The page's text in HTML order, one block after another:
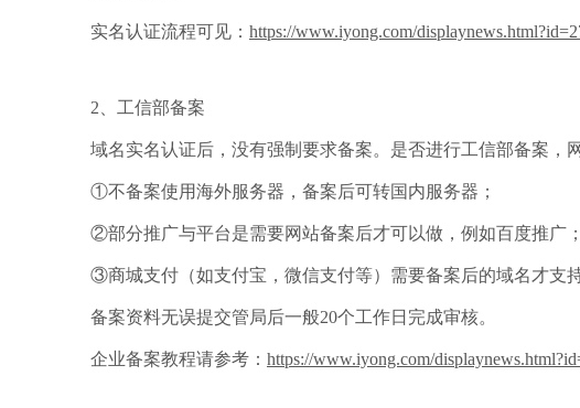
实名认证流程可见： https://www.iyong.com/
2、工信部备案
域名实名认证后，没有强制要求备案。是否进行工信部备案，
①不备案使用海外服务器，备案后可转国内服务器；
②部分推广与平台是需要网站备案后才可以做，例如百度推广；
③商城支付（如支付宝，微信支付等）需要备案后的域名才支持
备案资料无误提交管局后一般20个工作日完成审核。
企业备案教程请参考： https://www.iyong.com/